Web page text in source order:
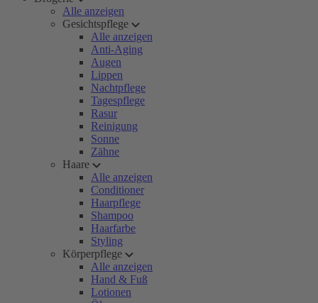
Alle anzeigen
Gesichtspflege
Alle anzeigen
Anti-Aging
Augen
Lippen
Nachtpflege
Tagespflege
Rasur
Reinigung
Sonne
Zähne
Haare
Alle anzeigen
Conditioner
Haarpflege
Shampoo
Haarfarbe
Styling
Körperpflege
Alle anzeigen
Hand & Fuß
Lotionen